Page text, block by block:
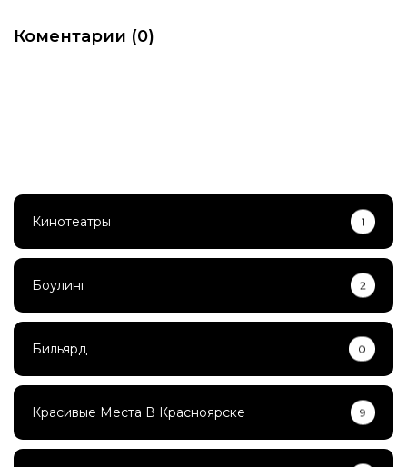
Коментарии (0)
Кинотеатры 1
Боулинг 2
Бильярд 0
Красивые Места В Красноярске 9